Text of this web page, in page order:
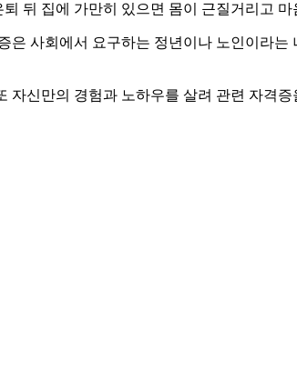
뒤 집에 가만히 있으면 몸이 근질거리고
사회에서 요구하는 정년이나 노인이라
신만의 경험과 노하우를 살려 관련 자격